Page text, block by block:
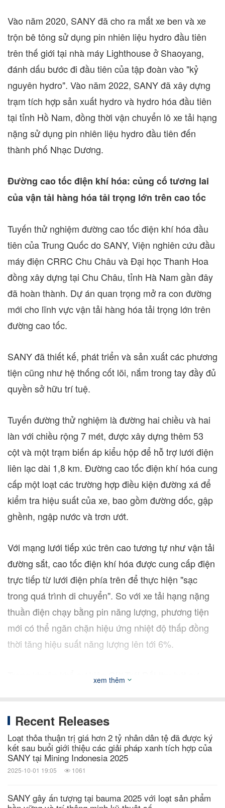
Vào năm 2020, SANY đã cho ra mắt xe ben và xe
trộn bê tông sử dụng pin nhiên liệu hydro đầu tiên
trên thế giới tại nhà máy Lighthouse ở Shaoyang,
đánh dấu bước đi đầu tiên của tập đoàn vào "kỷ
nguyên hydro". Vào năm 2022, SANY đã xây dựng
trạm tích hợp sản xuất hydro và hydro hóa đầu tiên
tại tỉnh Hồ Nam, đồng thời vận chuyển lô xe tải hạng
nặng sử dụng pin nhiên liệu hydro đầu tiên đến
thành phố Nhạc Dương.
Đường cao tốc điện khí hóa: củng cố tương lai
của vận tải hàng hóa tải trọng lớn trên cao tốc
Tuyến thử nghiệm đường cao tốc điện khí hóa đầu
tiên của Trung Quốc do SANY, Viện nghiên cứu đầu
máy điện CRRC Chu Châu và Đại họcThanh Hoa
đồng xây dựng tại Chu Châu, tỉnh Hà Nam gần đây
đã hoàn thành. Dự án quan trọng mở ra con đường
mới cho lĩnh vực vận tải hàng hóa tải trọng lớn trên
đường cao tốc.
SANY đã thiết kế, phát triển và sản xuất các phương
tiện cũng như hệ thống cốt lõi, nắm trong tay đầy đủ
quyền sở hữu trí tuệ.
Tuyến đường thử nghiệm là đường hai chiều và hai
làn với chiều rộng 7 mét, được xây dựng thêm 53
cột và một trạm biến áp kiểu hộp để hỗ trợ lưới điện
liên lạc dài 1,8 km. Đường cao tốc điện khí hóa cung
cấp một loạt các trường hợp điều kiện đường xá để
kiểm tra hiệu suất của xe, bao gồm đường dốc, gập
ghềnh, ngập nước và trơn ướt.
Với mạng lưới tiếp xúc trên cao tương tự như vận tải
đường sắt, cao tốc điện khí hóa được cung cấp điện
trực tiếp từ lưới điện phía trên để thực hiện "sạc
trong quá trình di chuyển". So với xe tải hạng nặng
thuần điện chạy bằng pin năng lượng, phương tiện
mới có thể ngăn chặn hiệu ứng nhiệt độ thấp đồng
thời tăng hiệu suất năng lượng lên tới 6%.
Trong khuôn khổ sự kiện Giờ Trái Đất thu hút sự
động cụ thể và đẩy mạnh phát triển danh mục sản
phẩm năng lượng hydro của mình để xây dựng một
tương lai xanh hơn cho hành tinh.
xem thêm
Recent Releases
Loạt thỏa thuận trị giá hơn 2 tỷ nhân dân tệ đã được ký
kết sau buổi giới thiệu các giải pháp xanh tích hợp của
SANY tại Mining Indonesia 2025
2025-10-01 19:05 1061
SANY gây ấn tượng tại bauma 2025 với loạt sản phẩm